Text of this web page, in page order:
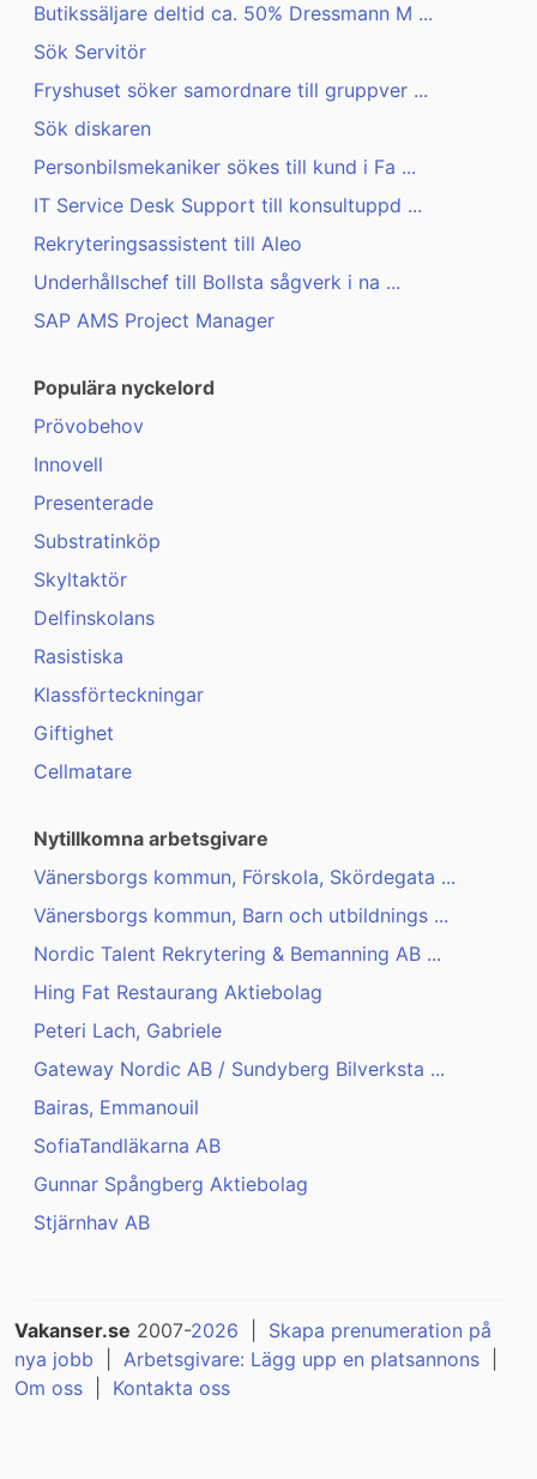
Butikssäljare deltid ca. 50% Dressmann M ...
Sök Servitör
Fryshuset söker samordnare till gruppver ...
Sök diskaren
Personbilsmekaniker sökes till kund i Fa ...
IT Service Desk Support till konsultuppd ...
Rekryteringsassistent till Aleo
Underhållschef till Bollsta sågverk i na ...
SAP AMS Project Manager
Populära nyckelord
Prövobehov
Innovell
Presenterade
Substratinköp
Skyltaktör
Delfinskolans
Rasistiska
Klassförteckningar
Giftighet
Cellmatare
Nytillkomna arbetsgivare
Vänersborgs kommun, Förskola, Skördegata ...
Vänersborgs kommun, Barn och utbildnings ...
Nordic Talent Rekrytering & Bemanning AB ...
Hing Fat Restaurang Aktiebolag
Peteri Lach, Gabriele
Gateway Nordic AB / Sundyberg Bilverksta ...
Bairas, Emmanouil
SofiaTandläkarna AB
Gunnar Spångberg Aktiebolag
Stjärnhav AB
Vakanser.se 2007-2026
Skapa prenumeration på
nya jobb
Arbetsgivare: Lägg upp en platsannons
Om oss
Kontakta oss